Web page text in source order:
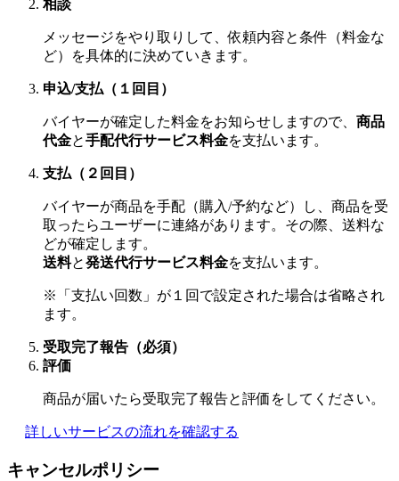
相談
メッセージをやり取りして、依頼内容と条件（料金な
ど）を具体的に決めていきます。
申込/支払（１回目）
バイヤーが確定した料金をお知らせしますので、 商品
代金と手配代行サービス料金を支払います。
支払（２回目）
バイヤーが商品を手配（購入/予約など）し、商品を受
取ったらユーザーに連絡があります。その際、送料な
どが確定します。
送料と発送代行サービス料金を支払います。
※「支払い回数」が１回で設定された場合は省略され
ます。
受取完了報告（必須）
評価
商品が届いたら受取完了報告と評価をしてください。
詳しいサービスの流れを確認する
キャンセルポリシー